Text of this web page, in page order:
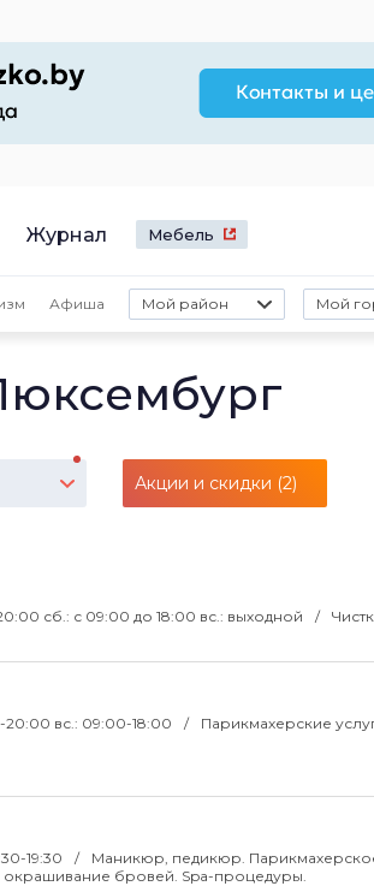
Журнал Мебель
Афиша Мой район Мой
Акции и скидки (2)
сб.: с 09:00 до 18:00 вс.: выходной
20:00 вс.: 09:00-18:00
Парикмахерские
19:30
Маникюр, педикюр.
окрашивание бровей. Spa-процедуры.